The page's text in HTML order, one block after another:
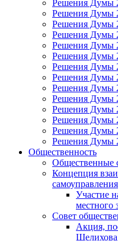
Решения Думы
Решения Думы
Решения Думы
Решения Думы
Решения Думы
Решения Думы
Решения Думы
Решения Думы
Решения Думы
Решения Думы
Решения Думы
Решения Думы
Решения Думы
Решения Думы
Общественность
Общественные
Концепция
Участие
местного
Совет
Акция,